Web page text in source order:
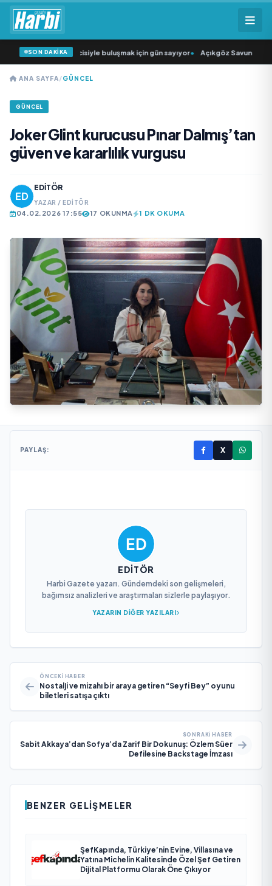
SON DAKİKA
Şarkıcısı” seyircisiyle buluşmak için gün sayıyor• Açıkgöz Savunma
ANA SAYFA/GÜNCEL
GÜNCEL
Joker Glint kurucusu Pınar Dalmış’tan
güven ve kararlılık vurgusu
EDITÖR
YAZAR / EDITÖR
04.02.2026 17:55 17 OKUNMA 1 DK OKUMA
PAYLAŞ: X
EDITÖR
Harbi Gazete yazarı. Gündemdeki son gelişmeleri,
bağımsız analizleri ve araştırmaları sizlerle paylaşıyor.
YAZARIN DIĞER YAZILARI
ÖNCEKI HABER
Nostalji ve mizahı bir araya getiren “Seyfi Bey” oyunu
biletleri satışa çıktı
SONRAKI HABER
Sabit Akkaya’dan Sofya’da Zarif Bir Dokunuş: Özlem Süer
Defilesine Backstage İmzası
BENZER GELIŞMELER
ŞefKapında, Türkiye’nin Evine, Villasına ve
Yatına Michelin Kalitesinde Özel Şef Getiren
Dijital Platformu Olarak Öne Çıkıyor